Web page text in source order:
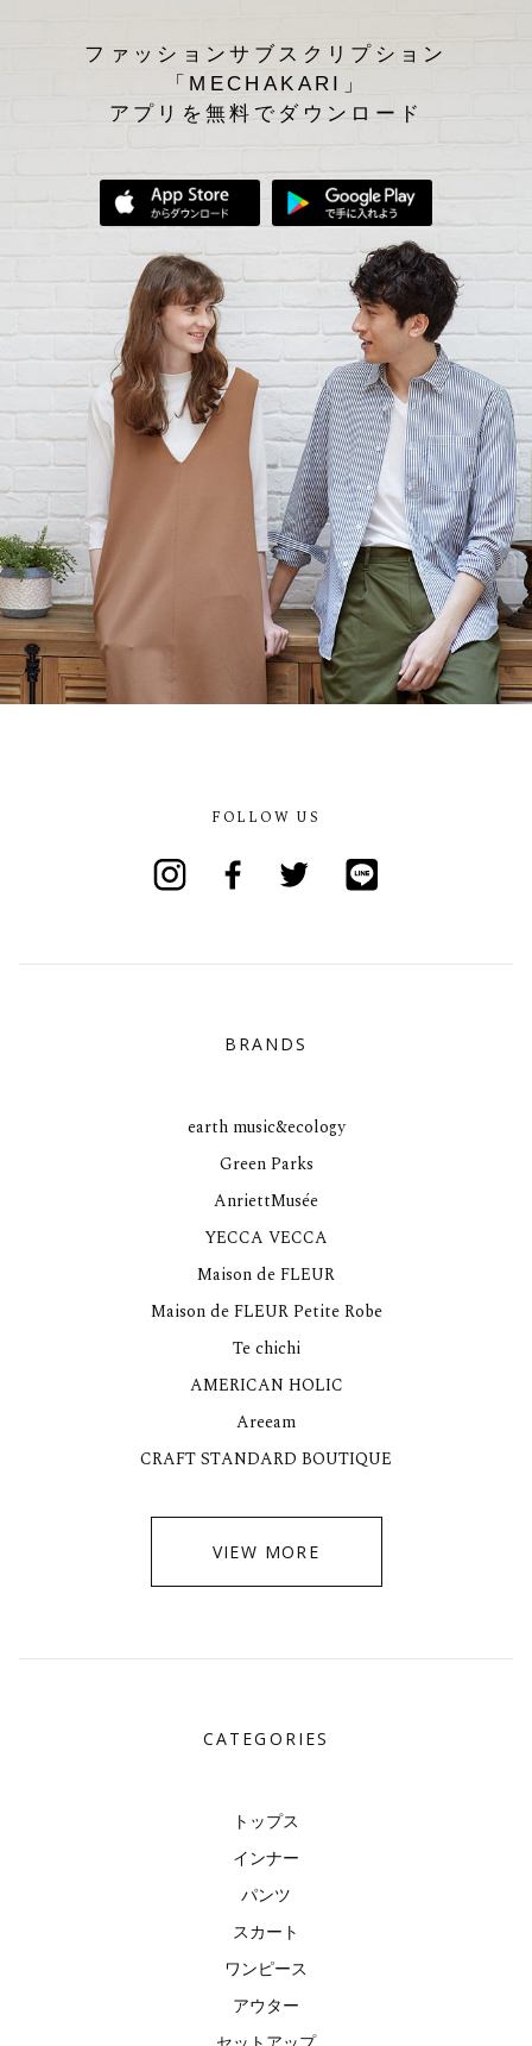
ファッションサブスクリプション
「MECHAKARI」
アプリを無料でダウンロード
App Storeからダウンロード
FOLLOW US
BRANDS
earth music&ecology
Green Parks
AnriettMusée
YECCA VECCA
Maison de FLEUR
Maison de FLEUR Petite Robe
Te chichi
AMERICAN HOLIC
Areeam
CRAFT STANDARD BOUTIQUE
VIEW MORE
CATEGORIES
トップス
インナー
パンツ
スカート
ワンピース
アウター